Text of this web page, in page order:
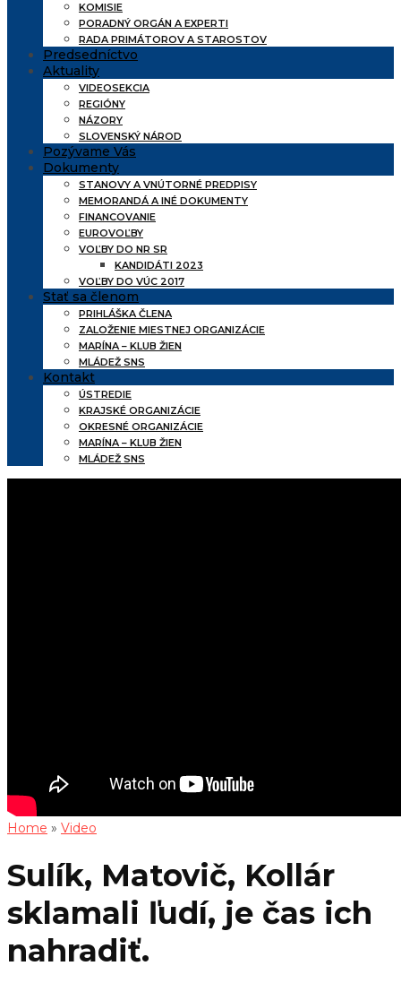
KOMISIE
PORADNÝ ORGÁN A EXPERTI
RADA PRIMÁTOROV A STAROSTOV
Predsedníctvo
Aktuality
VIDEOSEKCIA
REGIÓNY
NÁZORY
SLOVENSKÝ NÁROD
Pozývame Vás
Dokumenty
STANOVY A VNÚTORNÉ PREDPISY
MEMORANDÁ A INÉ DOKUMENTY
FINANCOVANIE
EUROVOĽBY
VOĽBY DO NR SR
KANDIDÁTI 2023
VOĽBY DO VÚC 2017
Stať sa členom
PRIHLÁŠKA ČLENA
ZALOŽENIE MIESTNEJ ORGANIZÁCIE
MARÍNA – KLUB ŽIEN
MLÁDEŽ SNS
Kontakt
ÚSTREDIE
KRAJSKÉ ORGANIZÁCIE
OKRESNÉ ORGANIZÁCIE
MARÍNA – KLUB ŽIEN
MLÁDEŽ SNS
Home » Video
Sulík, Matovič, Kollár
sklamali ľudí, je čas ich
nahradiť.